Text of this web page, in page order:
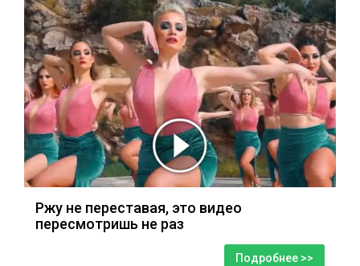
Ржу не переставая, это видео
пересмотришь не раз
Подробнее >>